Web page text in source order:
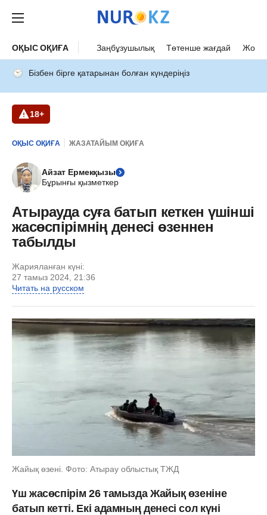
ОҚЫС ОҚИҒА Заңбұзушылық Төтенше жағдай Жол
Бізбен бірге қатарынан болған күндеріңіз
18+
ОҚЫС ОҚИҒА ЖАЗАТАЙЫМ ОҚИҒА
Айзат Ермекқызы
Бұрынғы қызметкер
Атырауда суға батып кеткен үшінші
жасөспірімнің денесі өзеннен
табылды
Жарияланған күні:
27 тамыз 2024, 21:36
Читать на русском
Жайық өзені. Фото: Атырау облыстық ТЖД
Үш жасөспірім 26 тамызда Жайық өзеніне
батып кетті. Екі адамның денесі сол күні